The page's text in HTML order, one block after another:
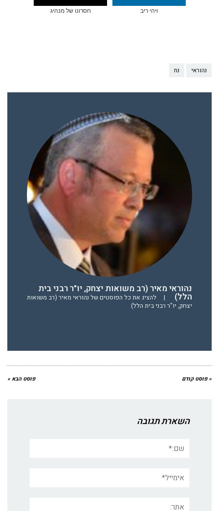
ויהי ריב חסרונו של מנהיג
נהוראי נח
נהוראי מאיר (רב משואות יצחק, יו"ר רבני בית
הלל) |
להציג את כל הפוסטים של נהוראי מאיר (רב משואות
יצחק, יו"ר רבני בית הלל)
« פוסט קודם פוסט הבא »
השארת תגובה